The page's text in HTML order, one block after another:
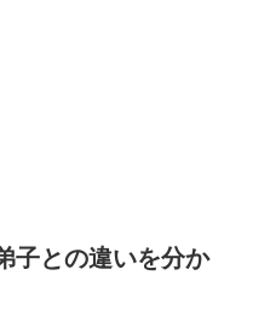
子との違いを分か